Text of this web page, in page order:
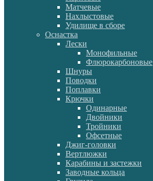
Матчевые
Нахлыстовые
Удилище в сборе
Оснастка
Лески
Монофильные
Флюрокарбоновые
Шнуры
Поводки
Поплавки
Крючки
Одинарные
Двойники
Тройники
Офсетные
Джиг-головки
Вертлюжки
Карабины и застежки
Заводные кольца